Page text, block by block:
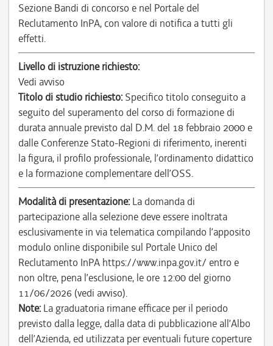
Sezione Bandi di concorso e nel Portale del
Reclutamento InPA, con valore di notifica a tutti gli
effetti.
Livello di istruzione richiesto:
Vedi avviso
Titolo di studio richiesto: Specifico titolo conseguito a
seguito del superamento del corso di formazione di
durata annuale previsto dal D.M. del 18 febbraio 2000 e
dalle Conferenze Stato-Regioni di riferimento, inerenti
la figura, il profilo professionale, l’ordinamento didattico
e la formazione complementare dell’OSS.
Modalità di presentazione: La domanda di
partecipazione alla selezione deve essere inoltrata
esclusivamente in via telematica compilando l’apposito
modulo online disponibile sul Portale Unico del
Reclutamento InPA https://www.inpa.gov.it/ entro e
non oltre, pena l’esclusione, le ore 12:00 del giorno
11/06/2026 (vedi avviso).
Note: La graduatoria rimane efficace per il periodo
previsto dalla legge, dalla data di pubblicazione all’Albo
dell’Azienda, ed utilizzata per eventuali future coperture